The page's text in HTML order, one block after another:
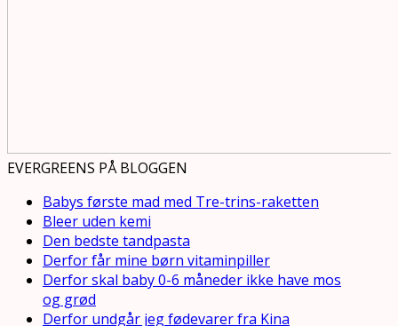
EVERGREENS PÅ BLOGGEN
Babys første mad med Tre-trins-raketten
Bleer uden kemi
Den bedste tandpasta
Derfor får mine børn vitaminpiller
Derfor skal baby 0-6 måneder ikke have mos
og grød
Derfor undgår jeg fødevarer fra Kina